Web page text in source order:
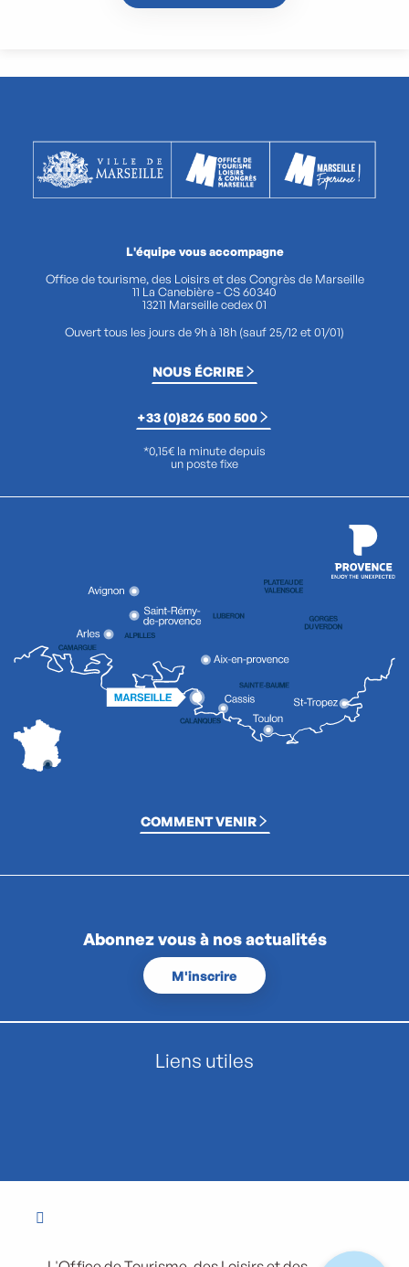
L'équipe vous accompagne
Office de tourisme, des Loisirs et des Congrès de Marseille
11 La Canebière - CS 60340
13211 Marseille cedex 01
Ouvert tous les jours de 9h à 18h (sauf 25/12 et 01/01)
NOUS ÉCRIRE
+33 (0)826 500 500
*0,15€ la minute depuis
un poste fixe
COMMENT VENIR
Abonnez vous à nos actualités
M'inscrire
Liens utiles